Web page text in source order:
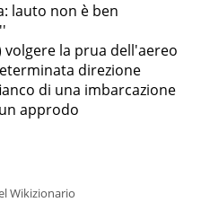
lauto non è ben
la prua dell'aereo
direzione
di una imbarcazione
approdo
Wikizionario